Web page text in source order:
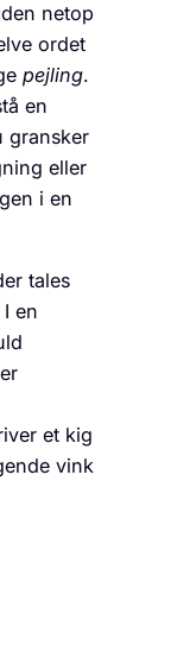
netop
ordet
pejling.
en
gransker
eller
i en
tales
en
et kig
vink